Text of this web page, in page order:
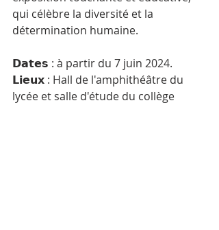
qui célèbre la diversité et la
détermination humaine.
𝗗𝗮𝘁𝗲𝘀 : à partir du 7 juin 2024.
𝗟𝗶𝗲𝘂𝘅 : Hall de l'amphithéâtre du
lycée et salle d'étude du collège